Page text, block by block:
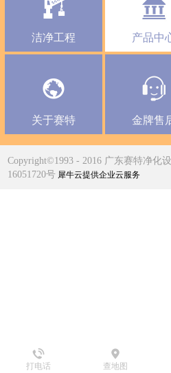
洁净工程 产品中
关于赛特 金牌售
Copyright©1993 - 2016 广东赛特净化
16051720号 犀牛云提供企业云服务
打电话 查地图